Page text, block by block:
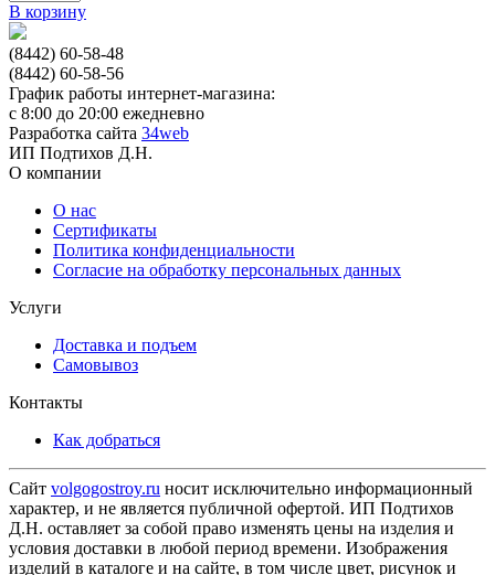
В корзину
(8442) 60-58-48
(8442) 60-58-56
График работы интернет-магазина:
с 8:00 до 20:00 ежедневно
Разработка сайта 34web
ИП Подтихов Д.Н.
О компании
О нас
Сертификаты
Политика конфиденциальности
Согласие на обработку персональных данных
Услуги
Доставка и подъем
Самовывоз
Контакты
Как добраться
Сайт volgogostroy.ru носит исключительно информационный
характер, и не является публичной офертой. ИП Подтихов
Д.Н. оставляет за собой право изменять цены на изделия и
условия доставки в любой период времени. Изображения
изделий в каталоге и на сайте, в том числе цвет, рисунок и